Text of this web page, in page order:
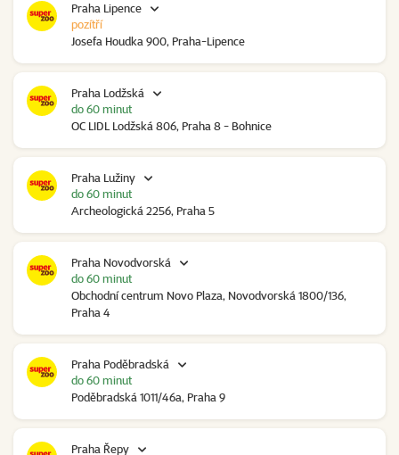
Praha Lipence
Josefa Houdka 900, Praha-Lipence
pozítří
Praha Lodžská
OC LIDL Lodžská 806, Praha 8 - Bohnice
do 60 minut
Praha Lužiny
Archeologická 2256, Praha 5
do 60 minut
Praha Novodvorská
Obchodní centrum Novo Plaza, Novodvorská 1800/136,
Praha 4
do 60 minut
Praha Poděbradská
Poděbradská 1011/46a, Praha 9
do 60 minut
Praha Řepy